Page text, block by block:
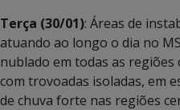
Terça (30/01): Áreas de
atuando ao longo o dia no
nublado em todas as regiões
com trovoadas isoladas, em
de chuva forte nas regiões